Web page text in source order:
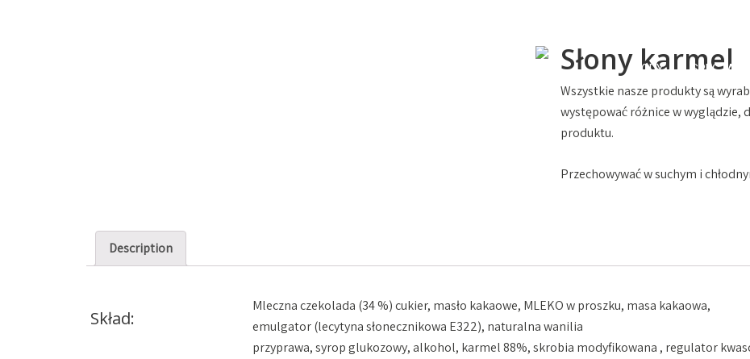
LODY
Słony karmel
Wszystkie nasze produkty są
występować różnice w
produktu.
Przechowywać w suchym i
Description
Skład:
Mleczna czekolada (34 %) cukier, masło kakaowe, MLEKO w proszku, masa kakaowa,
emulgator (lecytyna słonecznikowa E322), naturalna wanilia
przyprawa, syrop glukozowy, alkohol, karmel 88%, skrobia modyfikowana , regulator